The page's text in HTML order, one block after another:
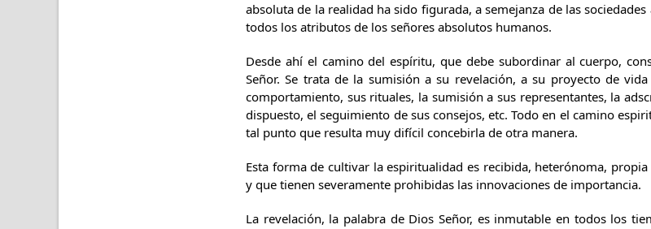
absoluta de la realidad ha sido figurada, a semejanza de las
todos los atributos de los señores absolutos humanos.
Desde ahí el camino del espíritu, que debe subordinar al cuerpo,
Señor. Se trata de la sumisión a su revelación, a su proyecto de
comportamiento, sus rituales, la sumisión a sus representantes, la
dispuesto, el seguimiento de sus consejos, etc. Todo en el camino
tal punto que resulta muy difícil concebirla de otra manera.
Esta forma de cultivar la espiritualidad es recibida, heterónoma,
y que tienen severamente prohibidas las innovaciones de importancia.
La revelación, la palabra de Dios Señor, es inmutable en todos los